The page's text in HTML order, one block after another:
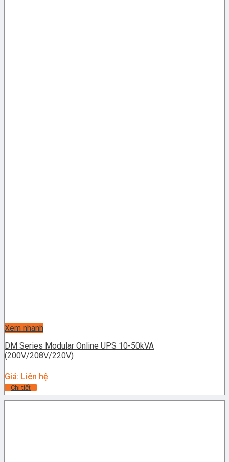
Xem nhanh
DM Series Modular Online UPS 10-50kVA
(200V/208V/220V)
Giá: Liên hệ
Chi tiết